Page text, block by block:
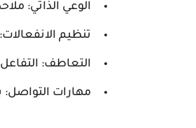
الوعي الذاتي:
تنظيم
التعاطف:
مهارات التواصل: